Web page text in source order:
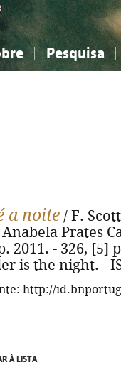
Pesquisa
sociais...
sociais...
a noite / F.
Prates
2011. - 326, [5]
is the night. -
http://
À LISTA